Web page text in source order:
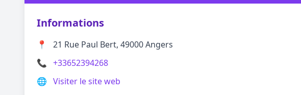
Informations
📍
21 Rue Paul Bert, 49000 Angers
📞 +33652394268
🌐 Visiter le site web